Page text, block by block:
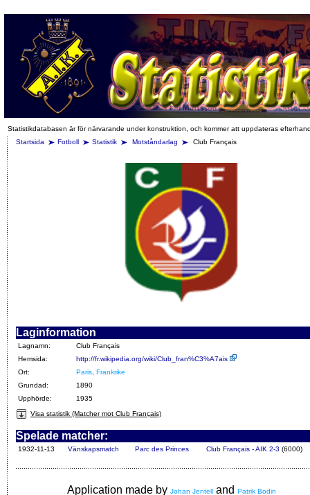
Statistikdatabasen är för närvarande under konstruktion, och kommer att uppdateras
Startsida
Fotboll Statistik Motståndarlag Club Français
Laginformation
Lagnamn:
Club Français
Hemsida:
http://fr.wikipedia.org/wiki/Club_fran%C3%A7ais
Ort:
Paris Frankrike
Grundad:
1890
Upphörde:
1935
Visa statistik (Matcher mot Club Français)
Spelade matcher:
1932-11-13 Vänskapsmatch Parc des Princes Club Français - AIK 2-3 (6000)
Application made by Johan Jentell and Patrik Bodin